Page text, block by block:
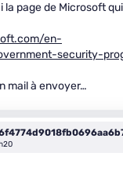
la page de Microsoft
en-
security-
mail à envoyer…